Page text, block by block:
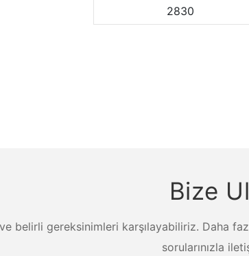
2830
Bize
belirli gereksinimleri karşılayabiliriz. Daha
sorularınızla